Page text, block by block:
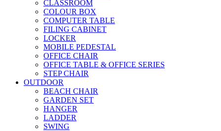
CLASSROOM
COLOUR BOX
COMPUTER TABLE
FILING CABINET
LOCKER
MOBILE PEDESTAL
OFFICE CHAIR
OFFICE TABLE & OFFICE SERIES
STEP CHAIR
OUTDOOR
BEACH CHAIR
GARDEN SET
HANGER
LADDER
SWING